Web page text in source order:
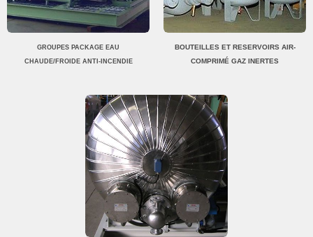
GROUPES PACKAGE EAU
CHAUDE/FROIDE ANTI-INCENDIE
BOUTEILLES ET RESERVOIRS AIR-
COMPRIMÉ GAZ INERTES